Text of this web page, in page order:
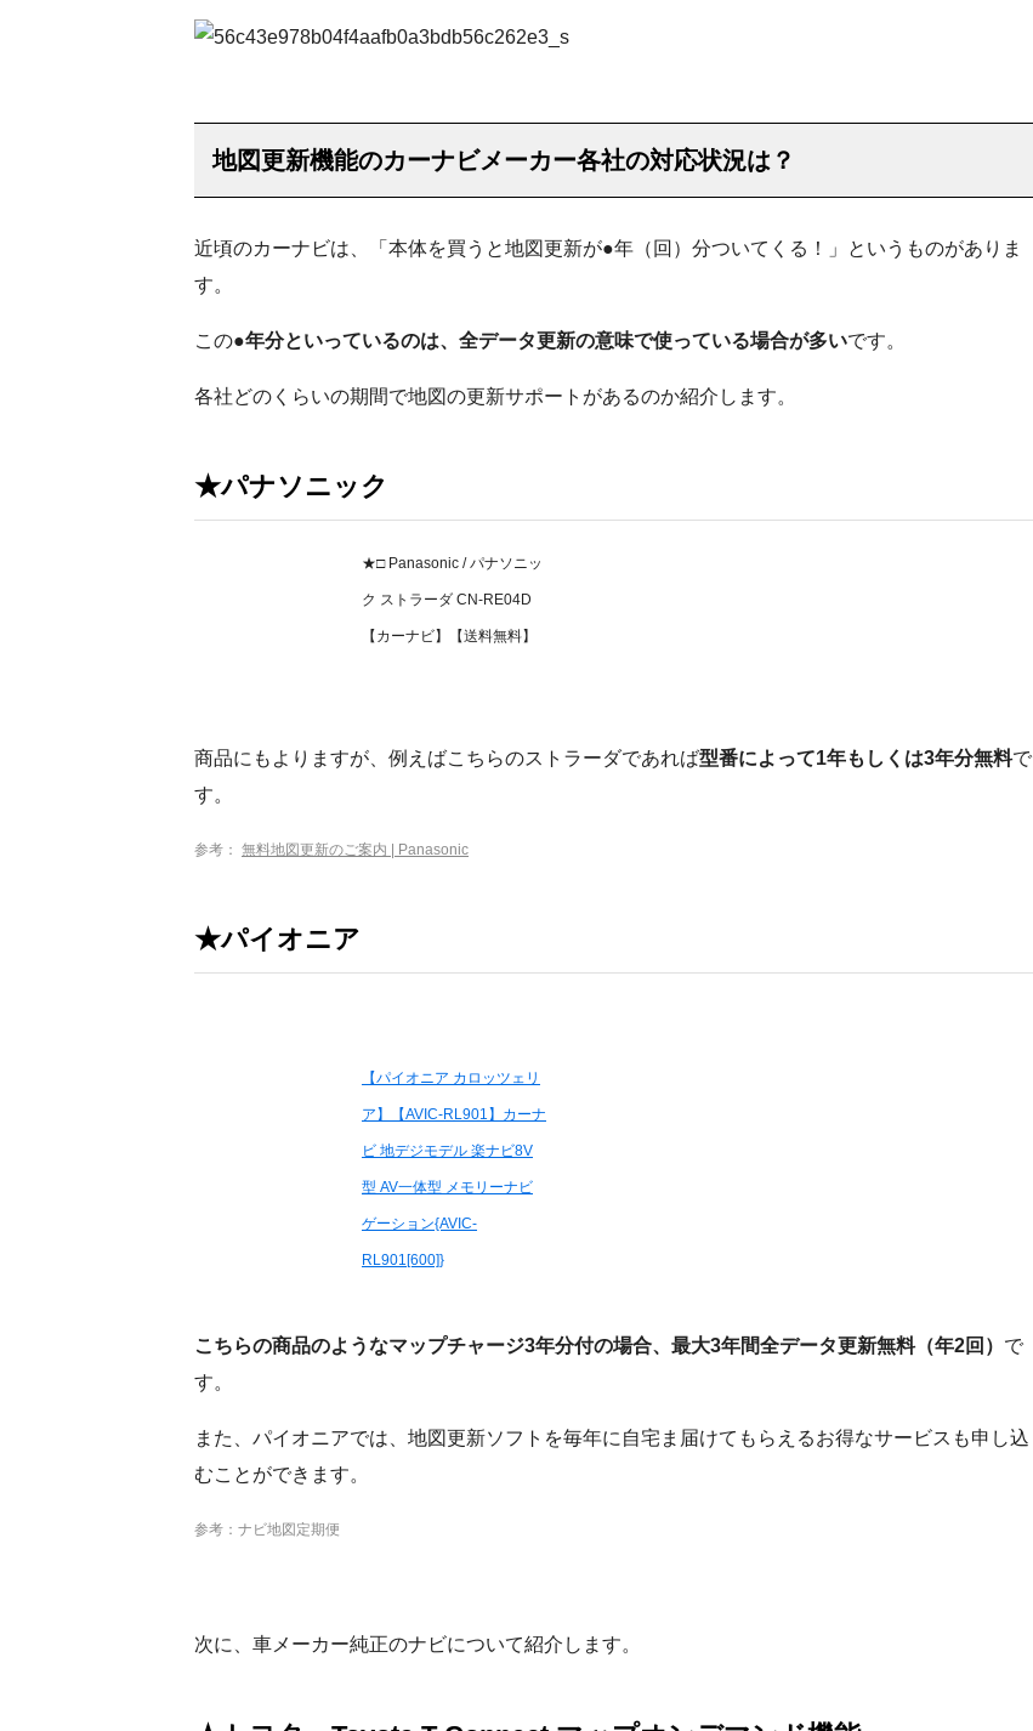
地図更新機能のカーナビメーカー各社の対応状況は？
近頃のカーナビは、「本体を買うと地図更新が●年（回）分ついてくる！」というものがありま
す。
この●年分といっているのは、全データ更新の意味で使っている場合が多いです。
各社どのくらいの期間で地図の更新サポートがあるのか紹介します。
★パナソニック
★□ Panasonic / パナソニッ
ク ストラーダ CN-RE04D
【カーナビ】【送料無料】
商品にもよりますが、例えばこちらのストラーダであれば型番によって1年もしくは3年分無料で
す。
参考： 無料地図更新のご案内 | Panasonic
★パイオニア
【パイオニア カロッツェリ
ア】【AVIC-RL901】カーナ
ビ 地デジモデル 楽ナビ8V
型 AV一体型 メモリーナビ
ゲーション{AVIC-
RL901[600]}
こちらの商品のようなマップチャージ3年分付の場合、最大3年間全データ更新無料（年2回） で
す。
また、パイオニアでは、地図更新ソフトを毎年に自宅ま届けてもらえるお得なサービスも申し込
むことができます。
参考：ナビ地図定期便
次に、車メーカー純正のナビについて紹介します。